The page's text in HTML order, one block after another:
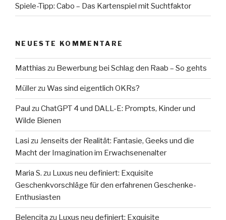
Spiele-Tipp: Cabo – Das Kartenspiel mit Suchtfaktor
NEUESTE KOMMENTARE
Matthias zu Bewerbung bei Schlag den Raab – So gehts
Müllerzu Was sind eigentlich OKRs?
Paul zu ChatGPT 4 und DALL-E: Prompts, Kinder und
Wilde Bienen
Lasi zu Jenseits der Realität: Fantasie, Geeks und die
Macht der Imagination im Erwachsenenalter
Maria S. zu Luxus neu definiert: Exquisite
Geschenkvorschläge für den erfahrenen Geschenke-
Enthusiasten
Belencita zu Luxus neu definiert: Exquisite